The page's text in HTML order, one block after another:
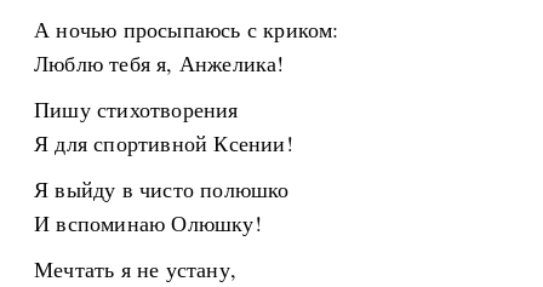
А ночью просыпаюсь с криком:
Люблю тебя я, Анжелика!
Пишу стихотворения
Я для спортивной Ксении!
Я выйду в чисто полюшко
И вспоминаю Олюшку!
Мечтать я не устану,